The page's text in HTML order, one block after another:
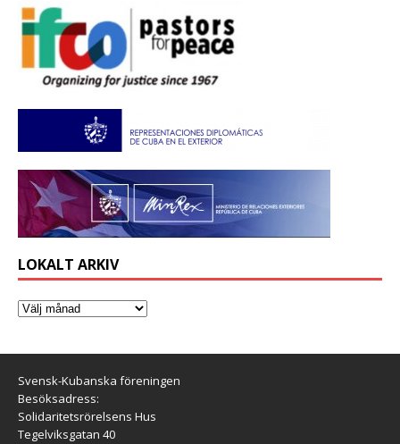
LOKALT ARKIV
Svensk-Kubanska föreningen
Besöksadress:
Solidaritetsrörelsens Hus
Tegelviksgatan 40